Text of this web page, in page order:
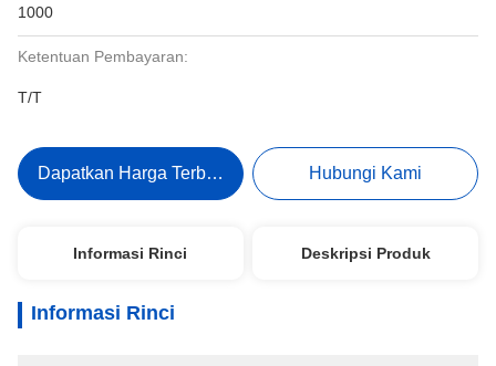
1000
Ketentuan Pembayaran:
T/T
Dapatkan Harga Terbaik Hubungi Kami
Informasi Rinci Deskripsi Produk
Informasi Rinci